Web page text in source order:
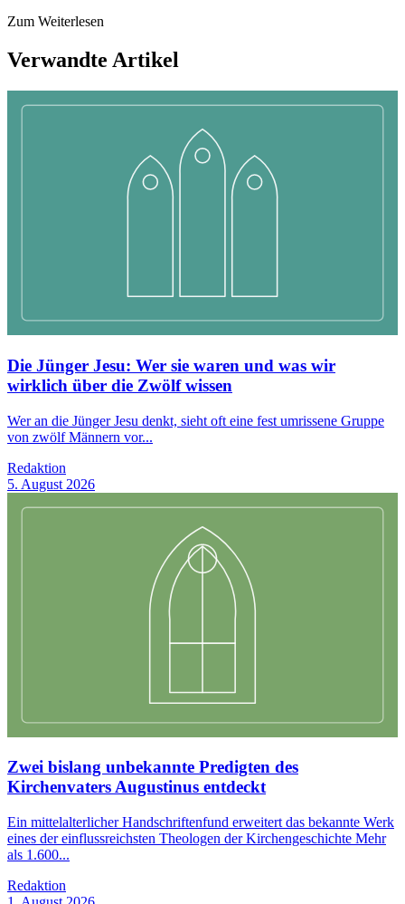
Zum Weiterlesen
Verwandte Artikel
Die Jünger Jesu: Wer sie waren und was wir
wirklich über die Zwölf wissen
Wer an die Jünger Jesu denkt, sieht oft eine fest umrissene Gruppe
von zwölf Männern vor...
Redaktion
5. August 2026
Zwei bislang unbekannte Predigten des
Kirchenvaters Augustinus entdeckt
Ein mittelalterlicher Handschriftenfund erweitert das bekannte Werk
eines der einflussreichsten Theologen der Kirchengeschichte Mehr
als 1.600...
Redaktion